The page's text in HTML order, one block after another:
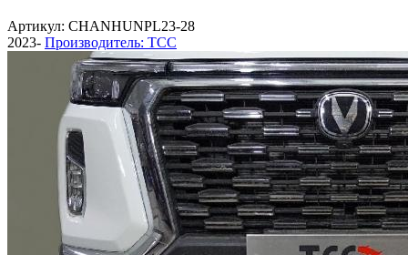
Артикул: CHANHUNPL23-28
2023- Производитель: ТСС